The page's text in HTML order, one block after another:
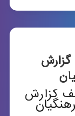
گزارش
گزارش